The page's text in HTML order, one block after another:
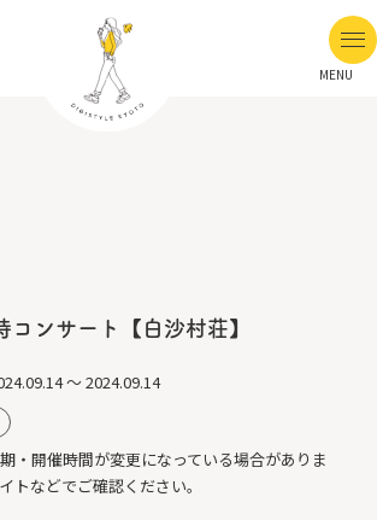
MENU
ンサート【白沙村荘】
～ 2024.09.14
・開催時間が変更になっている場合がありま
トなどでご確認ください。